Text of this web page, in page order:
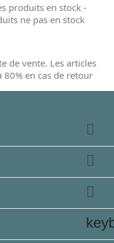
produits en stock -
ne pas en stock
de vente. Les articles
en cas de retour


